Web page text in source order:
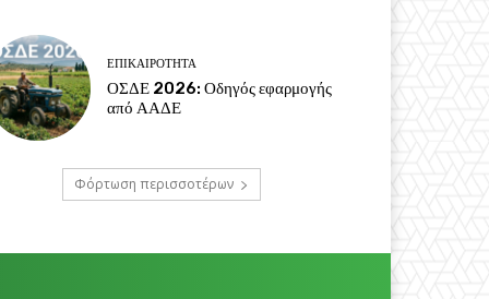
ΕΠΙΚΑΙΡΌΤΗΤΑ
ΟΣΔΕ 2026: Οδηγός εφαρμογής
από ΑΑΔΕ
Φόρτωση περισσοτέρων